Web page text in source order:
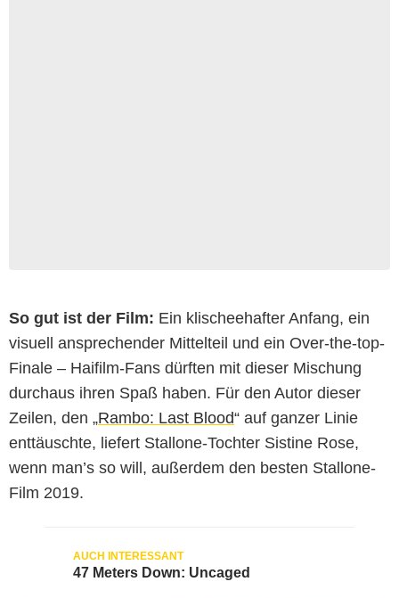
So gut ist der Film: Ein klischeehafter Anfang, ein
visuell ansprechender Mittelteil und ein Over-the-top-
Finale – Haifilm-Fans dürften mit dieser Mischung
durchaus ihren Spaß haben. Für den Autor dieser
Zeilen, den „Rambo: Last Blood“ auf ganzer Linie
enttäuschte, liefert Stallone-Tochter Sistine Rose,
wenn man’s so will, außerdem den besten Stallone-
Film 2019.
47 Meters Down: Uncaged